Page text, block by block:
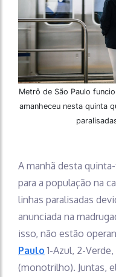
Metrô de São Paulo
amanheceu nesta quinta
A manhã desta
para a população na
linhas paralisadas
anunciada na
isso, não estão
Paulo 1-Azul, 2-
(monotrilho). Juntas,